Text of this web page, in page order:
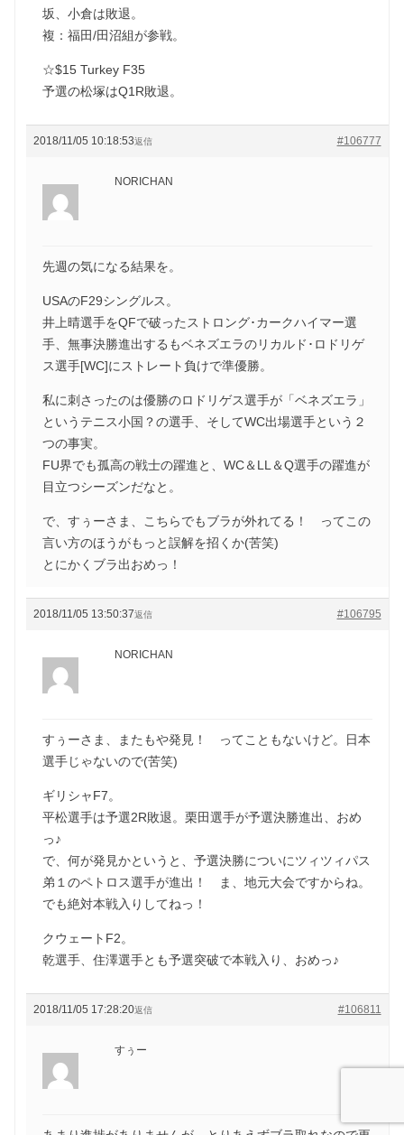
坂、小倉は敗退。
複：福田/田沼組が参戦。
☆$15 Turkey F35
予選の松塚はQ1R敗退。
2018/11/05 10:18:53 #106777
返信
NORICHAN
先週の気になる結果を。
USAのF29シングルス。
井上晴選手をQFで破ったストロング･カークハイマー選
手、無事決勝進出するもベネズエラのリカルド･ロドリゲ
ス選手[WC]にストレート負けで準優勝。
私に刺さったのは優勝のロドリゲス選手が「ベネズエラ」
というテニス小国？の選手、そしてWC出場選手という２
つの事実。
FU界でも孤高の戦士の躍進と、WC＆LL＆Q選手の躍進が
目立つシーズンだなと。
で、すぅーさま、こちらでもブラが外れてる！ ってこの
言い方のほうがもっと誤解を招くか(苦笑)
とにかくブラ出おめっ！
2018/11/05 13:50:37 #106795
返信
NORICHAN
すぅーさま、またもや発見！ ってこともないけど。日本
選手じゃないので(苦笑)
ギリシャF7。
平松選手は予選2R敗退。栗田選手が予選決勝進出、おめ
っ♪
で、何が発見かというと、予選決勝についにツィツィパス
弟１のペトロス選手が進出！ ま、地元大会ですからね。
でも絶対本戦入りしてねっ！
クウェートF2。
乾選手、住澤選手とも予選突破で本戦入り、おめっ♪
2018/11/05 17:28:20 #106811
返信
すぅー